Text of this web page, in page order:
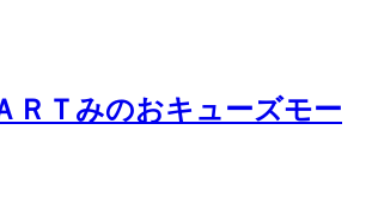
ＲＴみのおキューズモー